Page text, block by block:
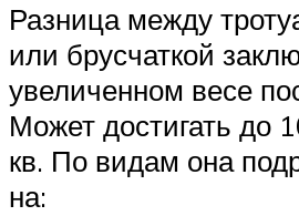
Разница между
или брусчаткой
увеличенном весе
Может достигать до
кв. По видам она
на: